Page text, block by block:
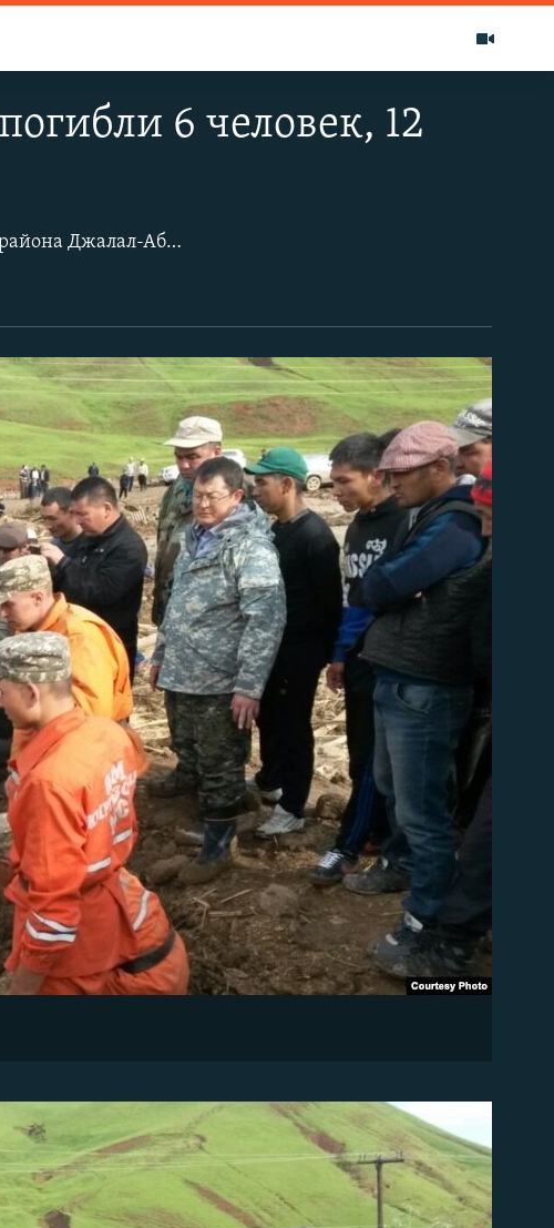
6 человек, 12
Оползень сошел в ночь с 23 на 24 мая в 01:49 селе Кыр-Жол Сузакского района Джалал-Абадской области, накрыв пять жилых домов. В результате схода оползня 6 человек погибли, пострадали 24 человека, 12 из которых были госпитализированы. ​